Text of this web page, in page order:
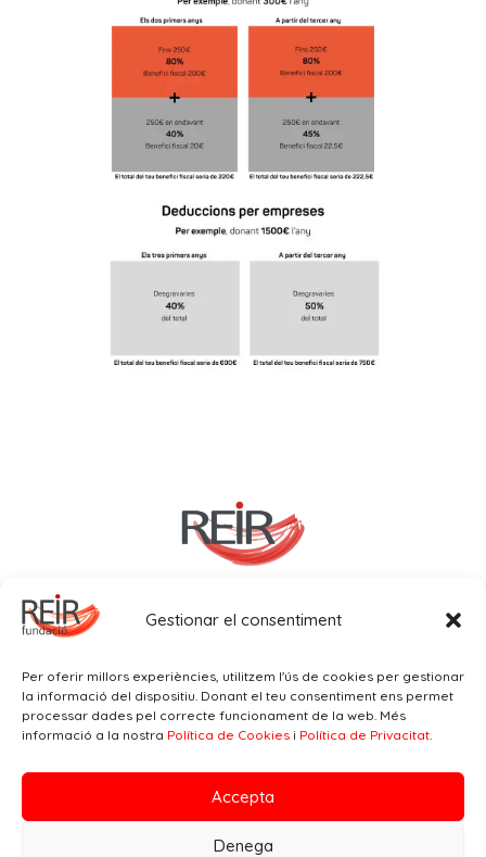
Gestionar el consentiment
Per oferir millors experiències, utilitzem l'ús de cookies per gestionar
la informació del dispositiu. Donant el teu consentiment ens permet
processar dades pel correcte funcionament de la web. Més
informació a la nostra Política de Cookies i Política de Privacitat.
Accepta
Denega
Política de privacitat–Cookies–Avís legal
 935 380 470
 fundacio@reir.cat
Pla de baix, 28 baixos (Granollers)